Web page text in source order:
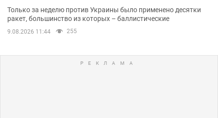
Одессе
Только за неделю против Украины было применено десятки
ракет, большинство из которых – баллистические
9.08.2026 11:44 255